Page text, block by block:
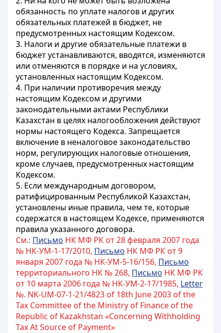
обязанность по уплате налогов и других
обязательных платежей в бюджет, не
предусмотренных настоящим Кодексом.
3. Налоги и другие обязательные платежи в
бюджет устанавливаются, вводятся, изменяются
или отменяются в порядке и на условиях,
установленных настоящим Кодексом.
4. При наличии противоречия между
настоящим Кодексом и другими
законодательными актами Республики
Казахстан в целях налогообложения действуют
нормы настоящего Кодекса. Запрещается
включение в неналоговое законодательство
норм, регулирующих налоговые отношения,
кроме случаев, предусмотренных настоящим
Кодексом.
5. Если международным договором,
ратифицированным Республикой Казахстан,
установлены иные правила, чем те, которые
содержатся в настоящем Кодексе, применяются
правила указанного договора.
См.: Письмо НК МФ РК от 28 февраля 2007 года
№ НК-УМ-1-17/2010, Письмо НК МФ РК от 9
января 2007 года № НК-УМ-5-16/156, Письмо
территориального НК № 268, Письмо НК МФ РК
от 10 марта 2006 года № НК-УМ-2-17/1985, Letter
№. NK-UM-07-1-21/4823 of 18th June 2003 of the
Tax Committee of the Ministry of Finance of the
Republic of Kazakhstan «Concerning Withholding
Tax At Source of Payment»